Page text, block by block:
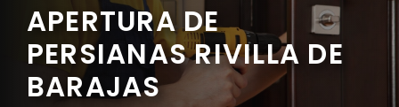
APERTURA DE
PERSIANAS RIVILLA DE
BARAJAS